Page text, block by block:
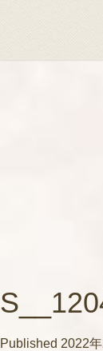
Published 2022